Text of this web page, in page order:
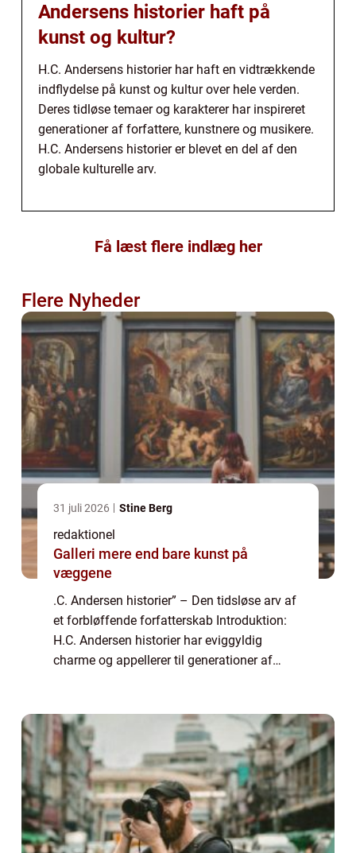
Andersens historier haft på
kunst og kultur?
H.C. Andersens historier har haft en vidtrækkende
indflydelse på kunst og kultur over hele verden.
Deres tidløse temaer og karakterer har inspireret
generationer af forfattere, kunstnere og musikere.
H.C. Andersens historier er blevet en del af den
globale kulturelle arv.
Få læst flere indlæg her
Flere Nyheder
31 juli 2026 Stine Berg
redaktionel
Galleri mere end bare kunst på
væggene
.C. Andersen historier” – Den tidsløse arv af
et forbløffende forfatterskab Introduktion:
H.C. Andersen historier har eviggyldig
charme og appellerer til generationer af